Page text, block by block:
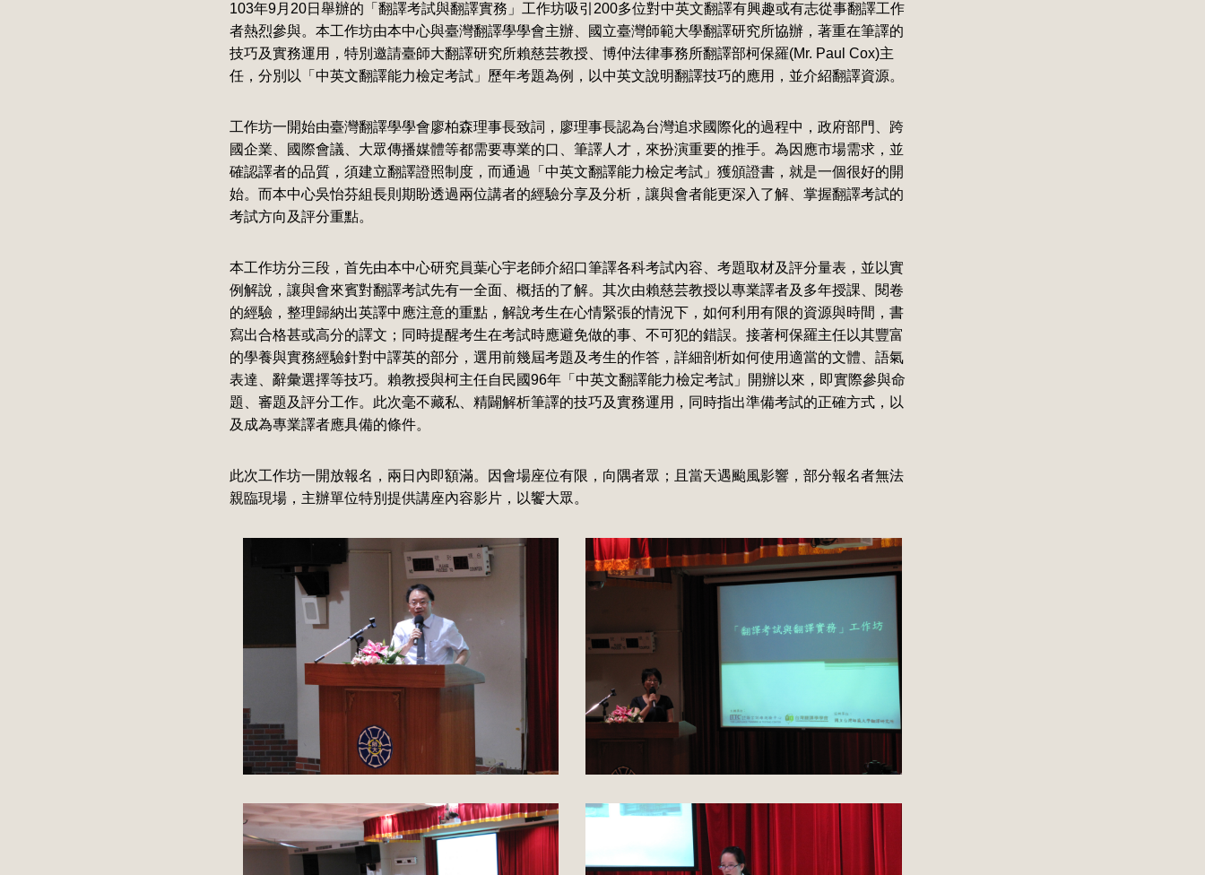
103年9月20日舉辦的「翻譯考試與翻譯實務」工作坊吸引200多位對中英文翻譯有興趣或有志從事翻譯工作
者熱烈參與。本工作坊由本中心與臺灣翻譯學學會主辦、國立臺灣師範大學翻譯研究所協辦，著重在筆譯的
技巧及實務運用，特別邀請臺師大翻譯研究所賴慈芸教授、博仲法律事務所翻譯部柯保羅(Mr. Paul Cox)主
任，分別以「中英文翻譯能力檢定考試」歷年考題為例，以中英文說明翻譯技巧的應用，並介紹翻譯資源。
工作坊一開始由臺灣翻譯學學會廖柏森理事長致詞，廖理事長認為台灣追求國際化的過程中，政府部門、跨
國企業、國際會議、大眾傳播媒體等都需要專業的口、筆譯人才，來扮演重要的推手。為因應市場需求，並
確認譯者的品質，須建立翻譯證照制度，而通過「中英文翻譯能力檢定考試」獲頒證書，就是一個很好的開
始。而本中心吳怡芬組長則期盼透過兩位講者的經驗分享及分析，讓與會者能更深入了解、掌握翻譯考試的
考試方向及評分重點。
本工作坊分三段，首先由本中心研究員葉心宇老師介紹口筆譯各科考試內容、考題取材及評分量表，並以實
例解說，讓與會來賓對翻譯考試先有一全面、概括的了解。其次由賴慈芸教授以專業譯者及多年授課、閱卷
的經驗，整理歸納出英譯中應注意的重點，解說考生在心情緊張的情況下，如何利用有限的資源與時間，書
寫出合格甚或高分的譯文；同時提醒考生在考試時應避免做的事、不可犯的錯誤。接著柯保羅主任以其豐富
的學養與實務經驗針對中譯英的部分，選用前幾屆考題及考生的作答，詳細剖析如何使用適當的文體、語氣
表達、辭彙選擇等技巧。賴教授與柯主任自民國96年「中英文翻譯能力檢定考試」開辦以來，即實際參與命
題、審題及評分工作。此次毫不藏私、精闢解析筆譯的技巧及實務運用，同時指出準備考試的正確方式，以
及成為專業譯者應具備的條件。
此次工作坊一開放報名，兩日內即額滿。因會場座位有限，向隅者眾；且當天遇颱風影響，部分報名者無法
親臨現場，主辦單位特別提供講座內容影片，以饗大眾。